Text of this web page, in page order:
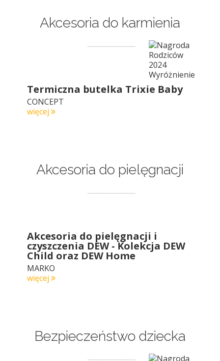
Akcesoria do karmienia
Termiczna butelka Trixie Baby
CONCEPT
więcej
Akcesoria do pielęgnacji
Akcesoria do pielęgnacji i
czyszczenia DEW - Kolekcja DEW
Child oraz DEW Home
MARKO
więcej
Bezpieczeństwo dziecka